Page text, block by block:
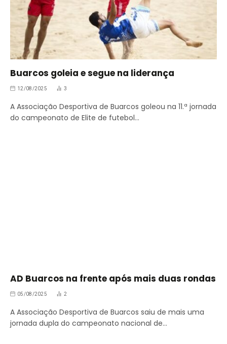
Buarcos goleia e segue na liderança
12/08/2025 3
A Associação Desportiva de Buarcos goleou na 11.ª jornada
do campeonato de Elite de futebol…
AD Buarcos na frente após mais duas rondas
05/08/2025 2
A Associação Desportiva de Buarcos saiu de mais uma
jornada dupla do campeonato nacional de…